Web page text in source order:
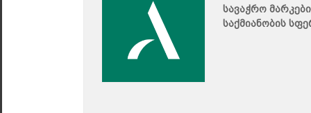
სავაჭრო
საქმიანობის